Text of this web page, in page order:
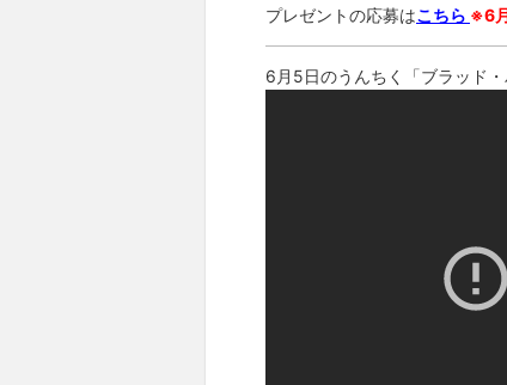
プレゼントの応募はこちら ※6
6月5日のうんちく「ブラッド